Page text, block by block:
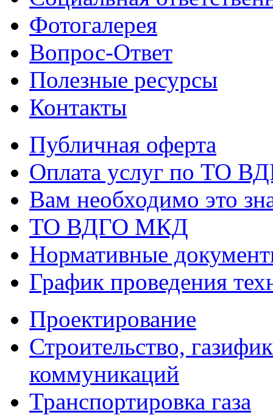
Фотогалерея
Вопрос-Ответ
Полезные ресурсы
Контакты
Публичная оферта
Оплата услуг по ТО
Вам необходимо это
ТО ВДГО МКД
Нормативные
График проведения
Проектирование
Строительство,
коммуникаций
Транспортировка газа